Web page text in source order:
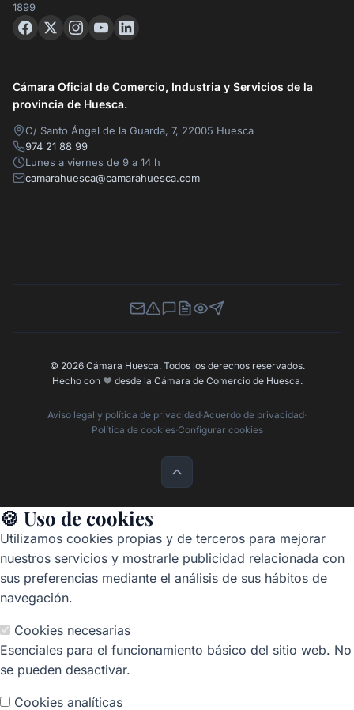
1899
Cámara Oficial de Comercio, Industria y Servicios de la
provincia de Huesca.
C/ Santo Ángel de la Guarda, 7, 22005 Huesca
974 21 88 99
Lunes a viernes de 9 a 14 h
camarahuesca@camarahuesca.com
Newsletter
Canal de Denuncias
Buzón de Sugerencias
Perfil Contratante
Ley de Transparencia
Contacta con nosotros
© 2026 Cámara Huesca. Todos los derechos reservados.
Hecho con ❤️ desde la Cámara de Comercio de Huesca.
Aviso legal y política de privacidad·Acuerdo de privacidad·
Política de cookies·Configurar cookies
🍪 Uso de cookies
Utilizamos cookies propias y de terceros para mejorar
nuestros servicios y mostrarle publicidad relacionada con
sus preferencias mediante el análisis de sus hábitos de
navegación.
Cookies necesarias
Esenciales para el funcionamiento básico del sitio web. No
se pueden desactivar.
Cookies analíticas